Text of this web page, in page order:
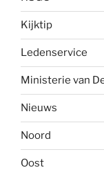
Kijktip
Ledenservice
Ministerie van
Nieuws
Noord
Oost